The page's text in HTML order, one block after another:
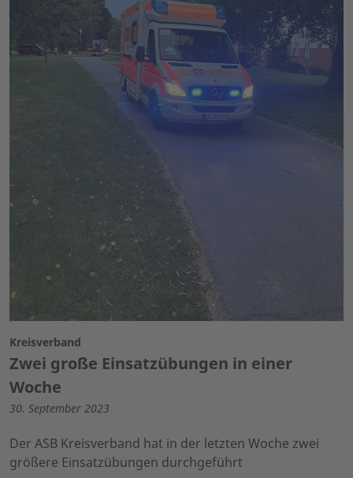
Kreisverband
Zwei große Einsatzübungen in einer
Woche
30. September 2023
Der ASB Kreisverband hat in der letzten Woche zwei
größere Einsatzübungen durchgeführt